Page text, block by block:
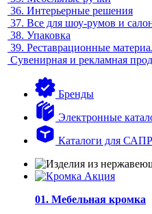
36. Интерьерные решения
37. Все для шоу-румов и
38. Упаковка
39. Реставрационные
Сувенирная и рекламная
Бренды
Электронные
Каталоги для САПР
01. Мебельная кромка